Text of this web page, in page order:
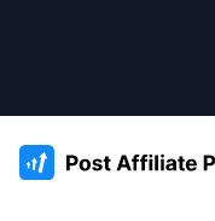
:site.title